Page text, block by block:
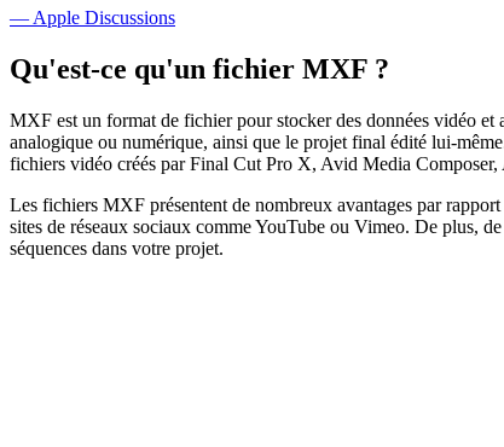
— Apple Discussions
Qu'est-ce qu'un fichier MXF ?
MXF est un format de fichier pour stocker des données vidéo
analogique ou numérique, ainsi que le projet final édité lui-
fichiers vidéo créés par Final Cut Pro X, Avid Media Composer,
Les fichiers MXF présentent de nombreux avantages par
sites de réseaux sociaux comme YouTube ou Vimeo. De plus,
séquences dans votre projet.